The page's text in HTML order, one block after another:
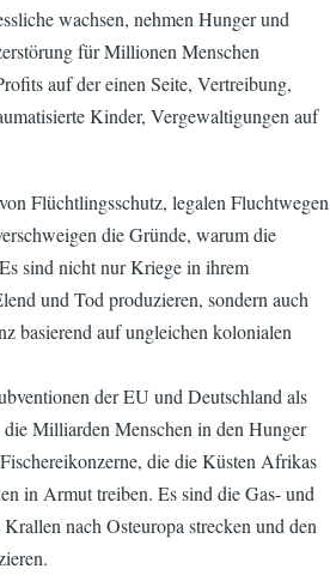
wachsen, nehmen Hunger und
für Millionen Menschen
auf der einen Seite, Vertreibung,
Kinder, Vergewaltigungen auf
Flüchtlingsschutz, legalen Fluchtwegen
die Gründe, warum die
sind nicht nur Kriege in ihrem
und Tod produzieren, sondern auch
basierend auf ungleichen kolonialen
der EU und Deutschland als
Milliarden Menschen in den Hunger
die die Küsten Afrikas
in Armut treiben. Es sind die Gas- und
nach Osteuropa strecken und den